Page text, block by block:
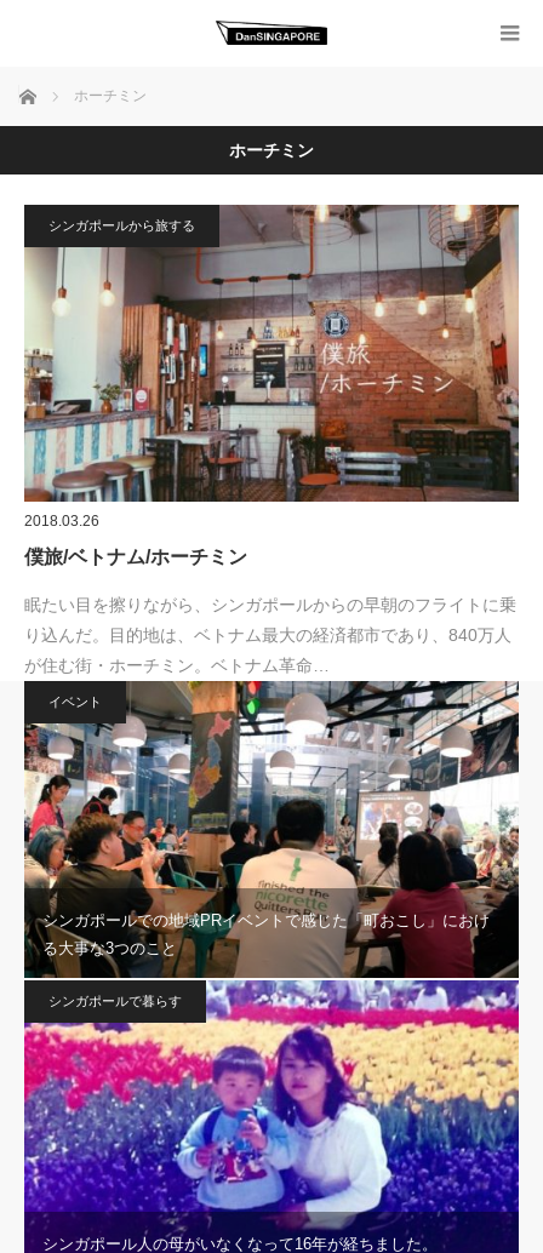
ホーム ホーチミン
ホーチミン
シンガポールから旅する
2018.03.26
僕旅/ベトナム/ホーチミン
眠たい目を擦りながら、シンガポールからの早朝のフライトに乗
り込んだ。目的地は、ベトナム最大の経済都市であり、840万人
が住む街・ホーチミン。ベトナム革命…
イベント
シンガポールでの地域PRイベントで感じた「町おこし」におけ
る大事な3つのこと
シンガポールで暮らす
シンガポール人の母がいなくなって16年が経ちました。